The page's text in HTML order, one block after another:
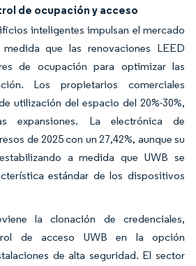
de ocupación y acceso
inteligentes impulsan el mercado
que las renovaciones LEED
de ocupación para optimizar las
Los propietarios comerciales
utilización del espacio del 20%-30%,
expansiones. La electrónica de
de 2025 con un 27,42%, aunque su
a medida que UWB se
estándar de los dispositivos
la clonación de credenciales,
de acceso UWB en la opción
de alta seguridad. El sector